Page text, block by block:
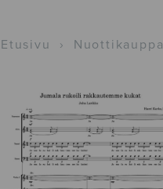
Etusivu › Nuottikauppa